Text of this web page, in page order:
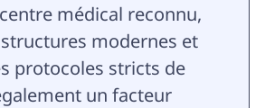
médical reconnu,
modernes et
protocoles stricts de
un facteur